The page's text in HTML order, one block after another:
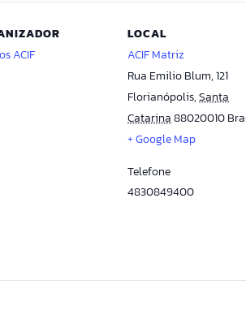
ACIF
LOCAL
ACIF Matriz
Rua Emilio Blum, 121
Florianópolis,Santa
Catarina88020010
+ Google Map
Telefone
4830849400